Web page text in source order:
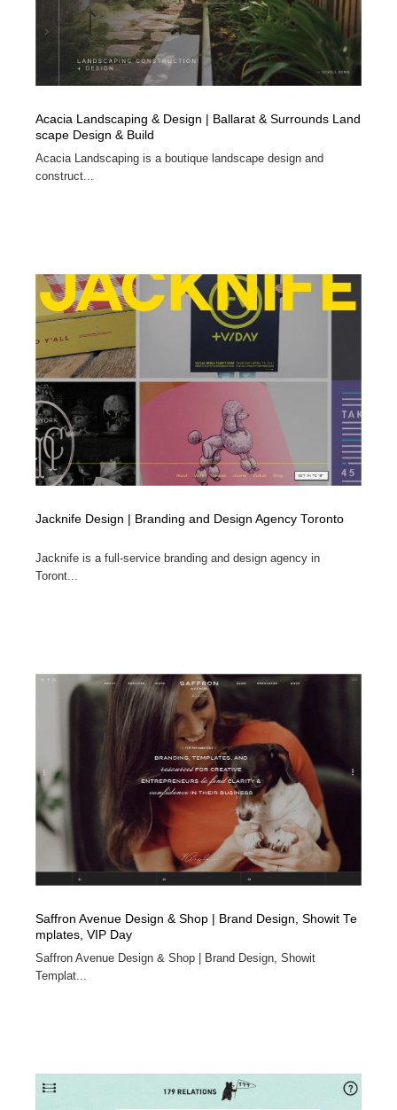
Acacia Landscaping & Design | Ballarat & Surrounds Land
scape Design & Build
Acacia Landscaping is a boutique landscape design and
construct...
Jacknife Design | Branding and Design Agency Toronto
Jacknife is a full-service branding and design agency in
Toront...
Saffron Avenue Design & Shop | Brand Design, Showit Te
mplates, VIP Day
Saffron Avenue Design & Shop | Brand Design, Showit
Templat...